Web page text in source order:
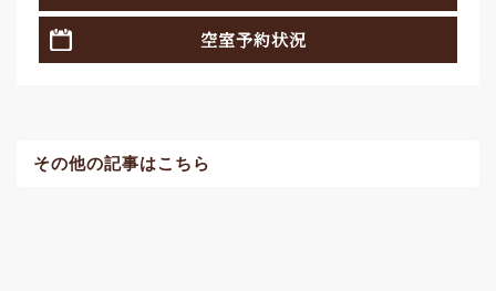
空室予約状況
その他の記事はこちら